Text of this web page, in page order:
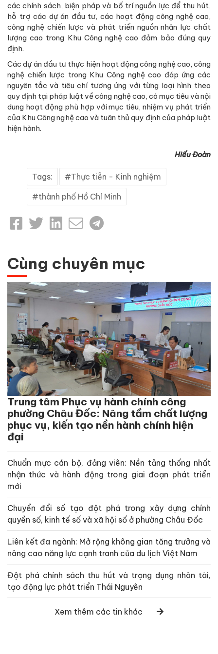
các chính sách, biện pháp và bố trí nguồn lực để thu hút,
hỗ trợ các dự án đầu tư, các hoạt động công nghệ cao,
công nghệ chiến lược và phát triển nguồn nhân lực chất
lượng cao trong Khu Công nghệ cao đảm bảo đúng quy
định.
Các dự án đầu tư thực hiện hoạt động công nghệ cao, công
nghệ chiến lược trong Khu Công nghệ cao đáp ứng các
nguyên tắc và tiêu chí tương ứng với từng loại hình theo
quy định tại pháp luật về công nghệ cao, có mục tiêu và nội
dung hoạt động phù hợp với mục tiêu, nhiệm vụ phát triển
của Khu Công nghệ cao và tuân thủ quy định của pháp luật
hiện hành.
Hiếu Đoàn
Tags: Thực tiễn - Kinh nghiệm
thành phố Hồ Chí Minh
Cùng chuyên mục
Trung tâm Phục vụ hành chính công
phường Châu Đốc: Nâng tầm chất lượng
phục vụ, kiến tạo nền hành chính hiện
đại
Chuẩn mực cán bộ, đảng viên: Nền tảng thống nhất
nhận thức và hành động trong giai đoạn phát triển
mới
Chuyển đổi số tạo đột phá trong xây dựng chính
quyền số, kinh tế số và xã hội số ở phường Châu Đốc
Liên kết đa ngành: Mở rộng không gian tăng trưởng và
nâng cao năng lực cạnh tranh của du lịch Việt Nam
Đột phá chính sách thu hút và trọng dụng nhân tài,
tạo động lực phát triển Thái Nguyên
Xem thêm các tin khác